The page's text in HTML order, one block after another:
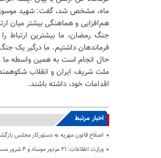
ماه، مشخص شد، گفت: شهید موسوی
هم‌افزایی و هماهنگی بیشتر میان
جنگ رمضان، ما بیشترین ارتباط
فرماندهان داشتیم. ما درگیر یک
حال انجام است به همین واسطه ما
ملت شریف ایران و انقلاب
اقدامات خود، داشته باشند.
اخبار مرتبط
اصلاح قانون مهریه به دستورکار مجلس
وزارت اطلاعات: ۲۱ مزدور موساد و ۴ شرور مسلح در کرمان بازداشت شدند